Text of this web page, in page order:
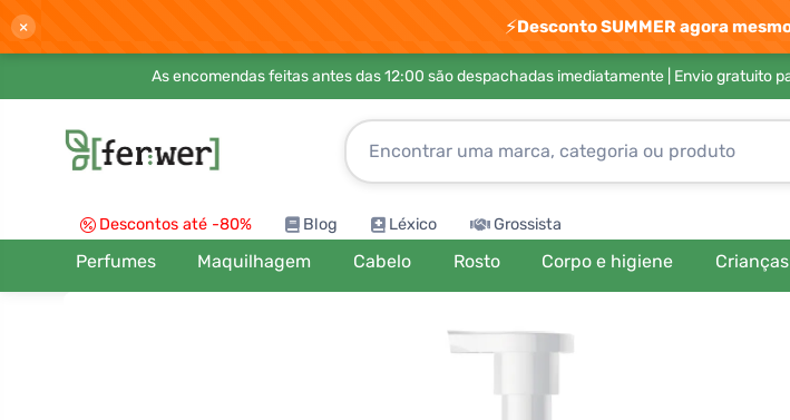
× ⚡Desconto SUMMER agora
As encomendas feitas antes das 12:00 são despachadas imediatamente | Envio gratuito
Descontos até -80% Blog Léxico Grossista
Perfumes Maquilhagem Cabelo Rosto Corpo e higiene Crianças